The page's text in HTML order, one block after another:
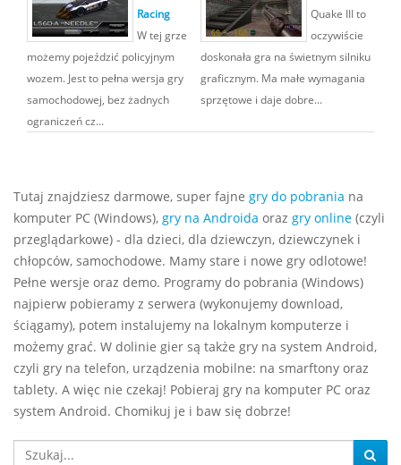
Racing
W tej grze
możemy pojeździć policyjnym
wozem. Jest to pełna wersja gry
samochodowej, bez żadnych
ograniczeń cz...
Quake III to
oczywiście
doskonała gra na świetnym silniku
graficznym. Ma małe wymagania
sprzętowe i daje dobre...
Tutaj znajdziesz darmowe, super fajne gry do pobrania na
komputer PC (Windows), gry na Androida oraz gry online (czyli
przeglądarkowe) - dla dzieci, dla dziewczyn, dziewczynek i
chłopców, samochodowe. Mamy stare i nowe gry odlotowe!
Pełne wersje oraz demo. Programy do pobrania (Windows)
najpierw pobieramy z serwera (wykonujemy download,
ściągamy), potem instalujemy na lokalnym komputerze i
możemy grać. W dolinie gier są także gry na system Android,
czyli gry na telefon, urządzenia mobilne: na smarftony oraz
tablety. A więc nie czekaj! Pobieraj gry na komputer PC oraz
system Android. Chomikuj je i baw się dobrze!